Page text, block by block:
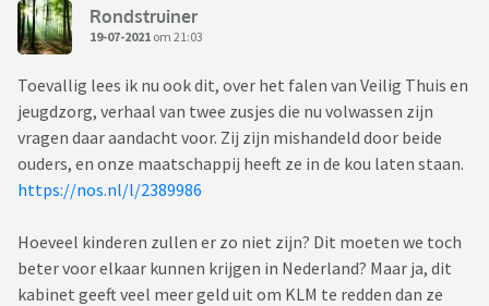
Rondstruiner
19-07-2021 om 21:03
Toevallig lees ik nu ook dit, over het falen van Veilig Thuis en
jeugdzorg, verhaal van twee zusjes die nu volwassen zijn
vragen daar aandacht voor. Zij zijn mishandeld door beide
ouders, en onze maatschappij heeft ze in de kou laten staan.
https://nos.nl/l/2389986
Hoeveel kinderen zullen er zo niet zijn? Dit moeten we toch
beter voor elkaar kunnen krijgen in Nederland? Maar ja, dit
kabinet geeft veel meer geld uit om KLM te redden dan ze